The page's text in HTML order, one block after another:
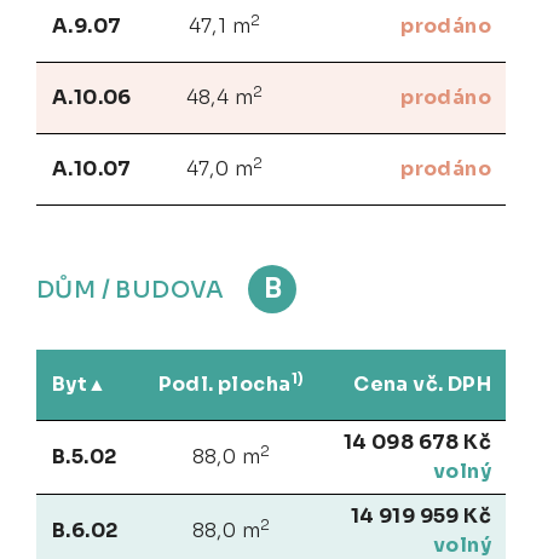
A.9.07 47,1 m2 prodáno
A.10.06 48,4 m2 prodáno
A.10.07 47,0 m2 prodáno
DŮM / BUDOVA B
Byt Podl. plocha1) Cena vč. DPH
B.5.02 88,0 m2
14 098 678 Kč
volný
B.6.02 88,0 m2
14 919 959 Kč
volný